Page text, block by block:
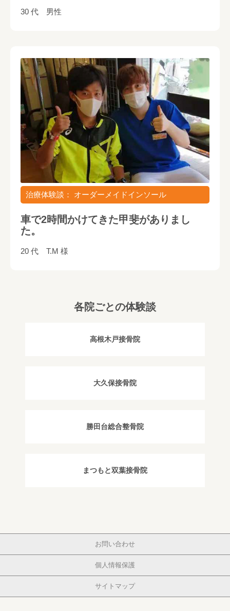
30 代 男性
治療体験談： オーダーメイドインソール
車で2時間かけてきた甲斐がありまし
た。
20 代 T.M 様
各院ごとの体験談
高根木戸接骨院
大久保接骨院
勝田台総合整骨院
まつもと双葉接骨院
お問い合わせ
個人情報保護
サイトマップ